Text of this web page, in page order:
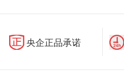
央企正品承诺